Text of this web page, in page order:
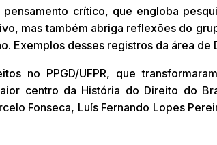
crítico, que engloba
mas também abriga reflexões do
Exemplos desses registros da área
no PPGD/UFPR, que
centro da História do Direito do
Fonseca, Luís Fernando Lopes